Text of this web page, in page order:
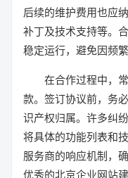
后续的维护费用也应
补丁及技术支持等。
稳定运行，避免因频
在合作过程中，
款。签订协议前，务
识产权归属。许多纠
将具体的功能列表和
服务商的响应机制，
优秀的北京企业网站